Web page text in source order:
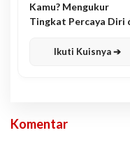
Kamu? Mengukur
Tingkat Percaya Diri
Ikuti Kuisnya ➔
Komentar